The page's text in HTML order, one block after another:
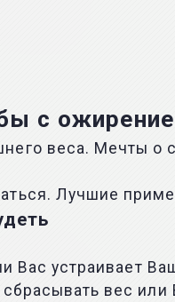
с
веса. Мечты о
Лучшие
Вас устраивает
вес